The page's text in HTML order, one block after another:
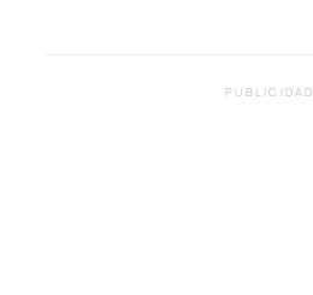
PUBLICIDAD